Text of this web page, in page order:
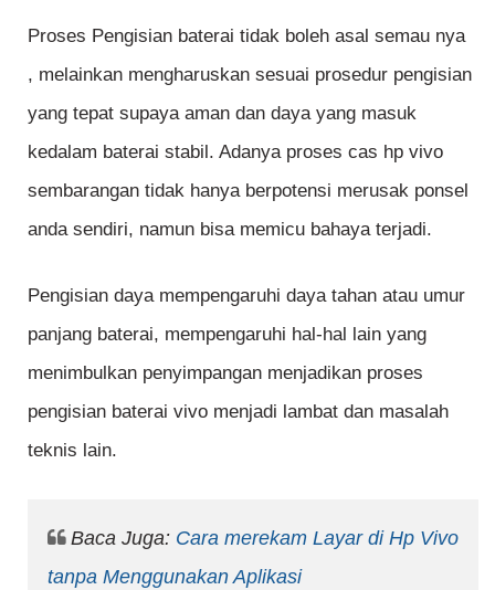
Proses Pengisian baterai tidak boleh asal semau nya
, melainkan mengharuskan sesuai prosedur pengisian
yang tepat supaya aman dan daya yang masuk
kedalam baterai stabil. Adanya proses cas hp vivo
sembarangan tidak hanya berpotensi merusak ponsel
anda sendiri, namun bisa memicu bahaya terjadi.
Pengisian daya mempengaruhi daya tahan atau umur
panjang baterai, mempengaruhi hal-hal lain yang
menimbulkan penyimpangan menjadikan proses
pengisian baterai vivo menjadi lambat dan masalah
teknis lain.
Baca Juga: Cara merekam Layar di Hp Vivo
tanpa Menggunakan Aplikasi